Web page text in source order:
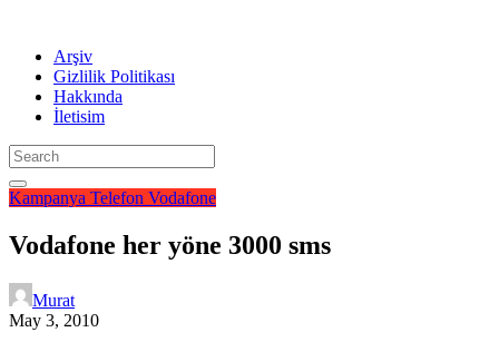
Arşiv
Gizlilik Politikası
Hakkında
İletisim
Kampanya Telefon Vodafone
Vodafone her yöne 3000 sms
Murat
May 3, 2010